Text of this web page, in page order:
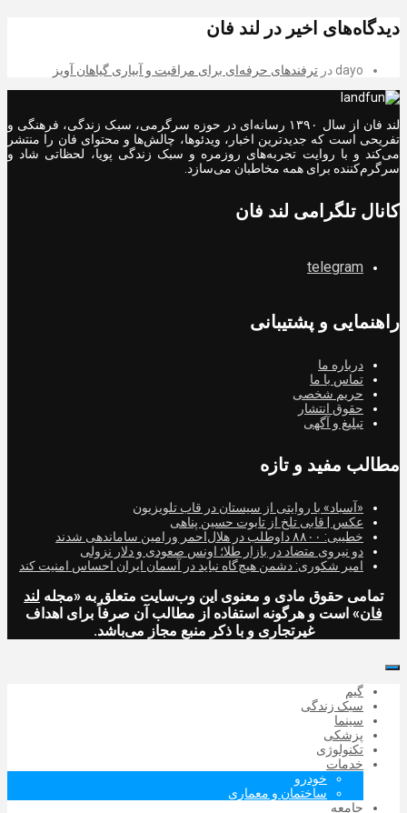
دیدگاه‌های اخیر در لند فان
dayo در ترفندهای حرفه‌ای برای مراقبت و آبیاری گیاهان آویز
لند فان از سال ۱۳۹۰ رسانه‌ای در حوزه سرگرمی، سبک زندگی، فرهنگی و
تفریحی است که جدیدترین اخبار، ویدئوها، چالش‌ها و محتوای فان را منتشر
می‌کند و با روایت تجربه‌های روزمره و سبک زندگی پویا، لحظاتی شاد و
سرگرم‌کننده برای همه مخاطبان می‌سازد.
کانال تلگرامی لند فان
telegram
راهنمایی و پشتیبانی
درباره ما
تماس با ما
حریم شخصی
حقوق انتشار
تبلیغ و آگهی
مطالب مفید و تازه
«آسباد» با روایتی از سیستان در قاب تلویزیون
عکس | قابی تلخ از تابوت حسین پناهی
خطیبی: ۸۸۰۰ داوطلب در هلال‌احمر ورامین ساماندهی شدند
دو نیروی متضاد در بازار طلا؛ اونس صعودی و دلار نزولی
امیر شکوری: دشمن هیچ‌گاه نباید در آسمان ایران احساس امنیت کند
تمامی حقوق مادی و معنوی این وب‌سایت متعلق به «مجله لند
فان» است و هرگونه استفاده از مطالب آن صرفاً برای اهداف
غیرتجاری و با ذکر منبع مجاز می‌باشد.
گیم
سبک زندگی
سینما
پزشکی
تکنولوژی
خدمات
خودرو
ساختمان و معماری
جامعه